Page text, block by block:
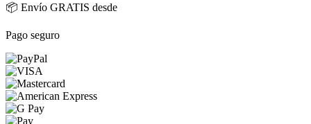
📦 Envío GRATIS desde
Pago seguro